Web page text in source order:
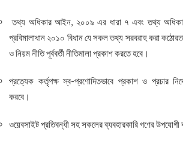
তথ্য অধিকার আইন, ২০০৯ এর ধারা ৭ এবং তথ্য
প্রবিমালাধান ২০১০ বিধান যে সকল তথ্য সরবরাহ করা
ও নিয়ম নীতি পূর্ববর্তী নীতিমালা প্রকাশ করতে হবে।
প্রত্যেক কর্তৃপক্ষ স্ব-প্রণোদিতভাবে প্রকাশ ও প্রচার
করবে।
ওয়েবসাইট প্রতিবন্ধী সহ সকলের ব্যবহারকারি গণের উপযোগী